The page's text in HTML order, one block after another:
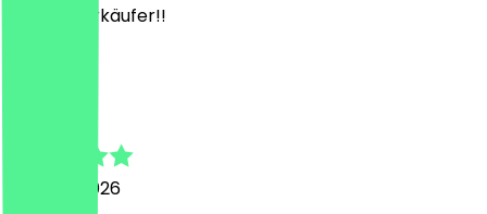
Netter Verkäufer!!
16. März 2026